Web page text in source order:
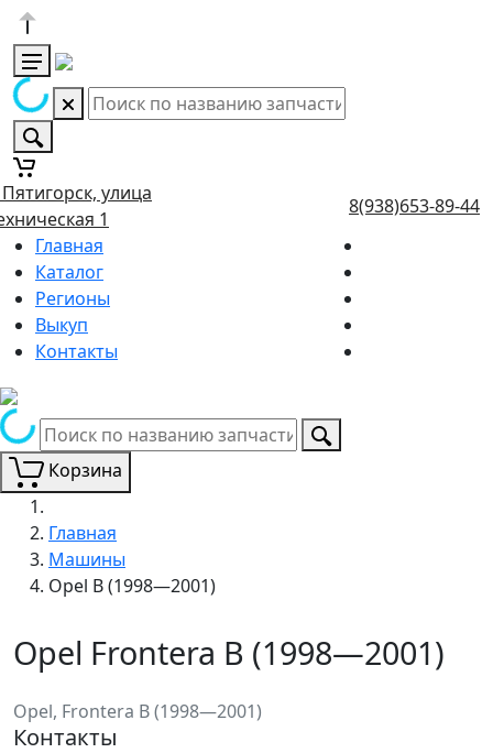
Пятигорск, улица
1
8(938)653-89-44
Главная
Каталог
Регионы
Выкуп
Контакты
Корзина
Главная
Машины
Opel B (1998—2001)
Opel Frontera B (1998—2001)
Opel, Frontera B (1998—2001)
Контакты